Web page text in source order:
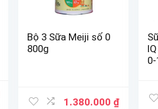
Bộ 3 Sữa Meiji số 0
800g
1.380.000 ₫